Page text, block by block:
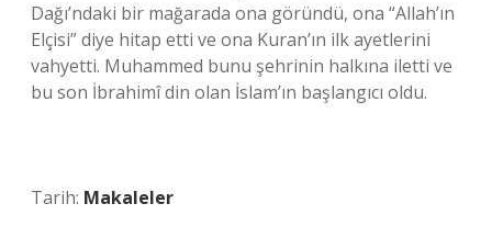
Dağı’ndaki bir mağarada ona göründü, ona “Allah’ın
Elçisi” diye hitap etti ve ona Kuran’ın ilk ayetlerini
vahyetti. Muhammed bunu şehrinin halkına iletti ve
bu son İbrahimî din olan İslam’ın başlangıcı oldu.
Tarih: Makaleler